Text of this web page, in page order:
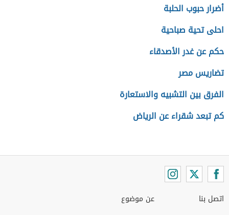
أضرار حبوب الحلبة
احلى تحية صباحية
حكم عن غدر الأصدقاء
تضاريس مصر
الفرق بين التشبيه والاستعارة
كم تبعد شقراء عن الرياض
اتصل بنا
عن موضوع